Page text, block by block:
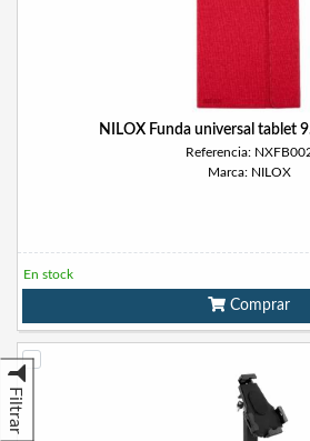
Filtrar
NILOX Funda universal tablet
Referencia:
Marca: NILOX
En stock
Comprar